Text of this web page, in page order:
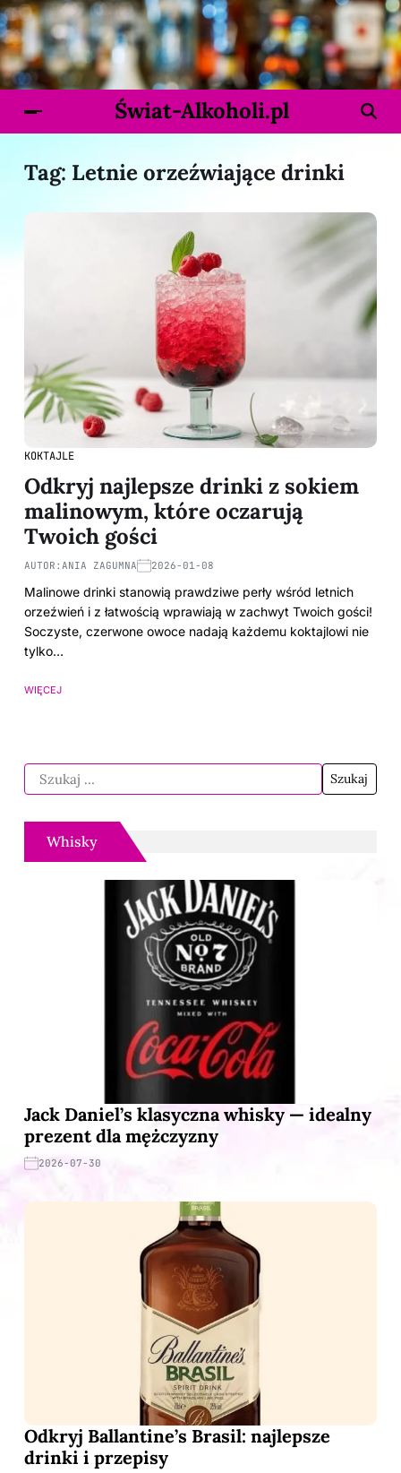
Świat-Alkoholi.pl
Tag: Letnie orzeźwiające drinki
KOKTAJLE
Odkryj najlepsze drinki z sokiem
malinowym, które oczarują
Twoich gości
AUTOR: ANIA ZAGUMNA 2026-01-08
Malinowe drinki stanowią prawdziwe perły wśród letnich
orzeźwień i z łatwością wprawiają w zachwyt Twoich gości!
Soczyste, czerwone owoce nadają każdemu koktajlowi nie
tylko…
WIĘCEJ
Whisky
Jack Daniel’s klasyczna whisky — idealny
prezent dla mężczyzny
2026-07-30
Odkryj Ballantine’s Brasil: najlepsze
drinki i przepisy